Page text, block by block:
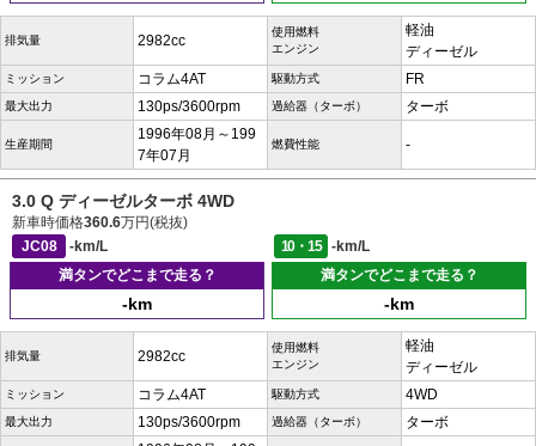
排気量 2982cc
使用燃料
エンジン
軽油
ディーゼル
ミッション コラム4AT 駆動方式 FR
最大出力 130ps/3600rpm 過給器（ターボ） ターボ
生産期間
1996年08月～199
7年07月
燃費性能 -
3.0 Q ディーゼルターボ 4WD
新車時価格360.6万円(税抜)
JC08
-km/L 10・15
-km/L
満タンでどこまで走る？
-km
満タンでどこまで走る？
-km
排気量 2982cc
使用燃料
エンジン
軽油
ディーゼル
ミッション コラム4AT 駆動方式 4WD
最大出力 130ps/3600rpm 過給器（ターボ）
ターボ